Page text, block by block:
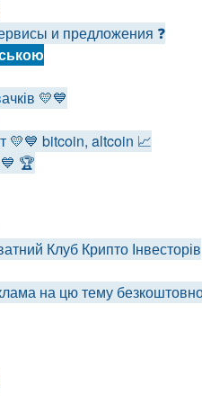
и предложения ❓
💛💙
💛💙 bitcoin, altcoin 📈
🏆
Клуб Крипто Інвесторів
на цю тему